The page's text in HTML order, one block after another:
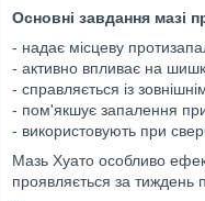
Основні завдання мазі
- надає місцеву
- активно впливає на
- справляється із
- пом'якшує запалення
- використовують при
Мазь Хуато особливо
проявляється за тиждень